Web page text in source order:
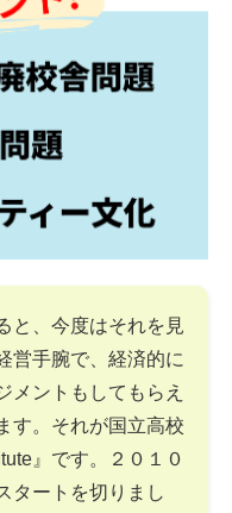
と、今度はそれを見
営手腕で、経済的に
メントもしてもらえ
す。それが国立高校
』です。２０１０
タートを切りまし